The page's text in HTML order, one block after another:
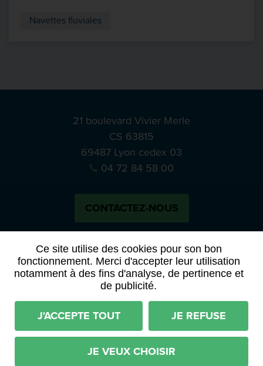
Ce site utilise des cookies pour son bon
fonctionnement. Merci d'accepter leur utilisation
notamment à des fins d'analyse, de pertinence et
de publicité.
J'ACCEPTE TOUT JE REFUSE
JE VEUX CHOISIR
Navettes fluviales
21 boulevard Vivier Merle
CS 63815
69487 Lyon cedex 03
04 72 84 58 00
CONTACTEZ-NOUS
BlueskyNotre
APPELS À MANIFESTATION D’INTÉRÊT
ACTES ET DÉLIBÉRATIONS
Mentions légales RGPD
Plan du site
Déclaration d'accessibilité (partiellement conforme)